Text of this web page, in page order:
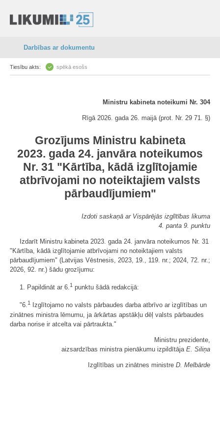
Darbības ar dokumentu
Tiesību akts: spēkā esošs
Ministru kabineta noteikumi Nr. 304
Rīgā 2026. gada 26. maijā (prot. Nr. 29 71. §)
Grozījums Ministru kabineta
2023. gada 24. janvāra noteikumos
Nr. 31 "Kārtība, kādā izglītojamie
atbrīvojami no noteiktajiem valsts
pārbaudījumiem"
Izdoti saskaņā ar Vispārējās izglītības likuma
4. panta 9. punktu
Izdarīt Ministru kabineta 2023. gada 24. janvāra noteikumos Nr. 31
"Kārtība, kādā izglītojamie atbrīvojami no noteiktajiem valsts
pārbaudījumiem" (Latvijas Vēstnesis, 2023, 19., 119. nr.; 2024, 72. nr.;
2026, 92. nr.) šādu grozījumu:
1. Papildināt ar 6.1 punktu šādā redakcijā:
"6.1
Izglītojamo no valsts pārbaudes darba atbrīvo ar izglītības un
zinātnes ministra lēmumu, ja ārkārtas apstākļu dēļ valsts pārbaudes
darba norise ir atcelta vai pārtraukta."
Ministru prezidente,
aizsardzības ministra pienākumu izpildītāja E. Siliņa
Izglītības un zinātnes ministre D. Melbārde